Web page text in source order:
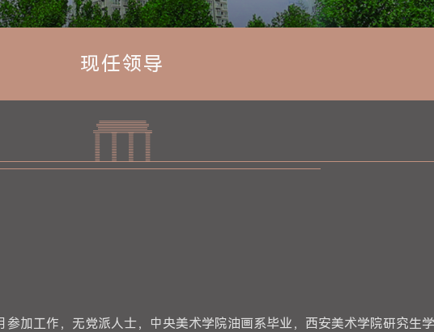
现任领导
加工作，无党派人士，中央美术学院油画系毕业，西安美术学院研究生